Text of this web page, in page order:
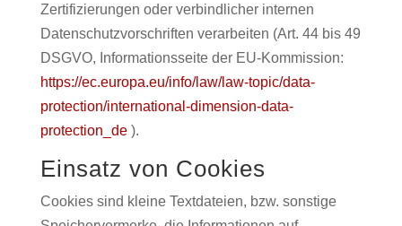
Zertifizierungen oder verbindlicher internen
Datenschutzvorschriften verarbeiten (Art. 44 bis 49
DSGVO, Informationsseite der EU-Kommission:
https://ec.europa.eu/info/law/law-topic/data-
protection/international-dimension-data-
protection_de).
Einsatz von Cookies
Cookies sind kleine Textdateien, bzw. sonstige